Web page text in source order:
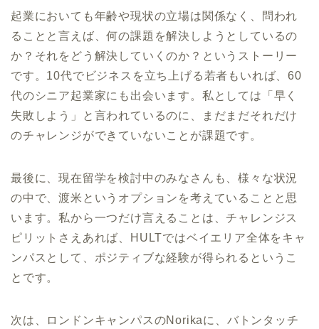
起業においても年齢や現状の立場は関係なく、問われ
ることと言えば、何の課題を解決しようとしているの
か？それをどう解決していくのか？というストーリー
です。10代でビジネスを立ち上げる若者もいれば、60
代のシニア起業家にも出会います。私としては「早く
失敗しよう」と言われているのに、まだまだそれだけ
のチャレンジができていないことが課題です。
最後に、現在留学を検討中のみなさんも、様々な状況
の中で、渡米というオプションを考えていることと思
います。私から一つだけ言えることは、チャレンジス
ピリットさえあれば、HULTではベイエリア全体をキャ
ンパスとして、ポジティブな経験が得られるというこ
とです。
次は、ロンドンキャンパスのNorikaに、バトンタッチ